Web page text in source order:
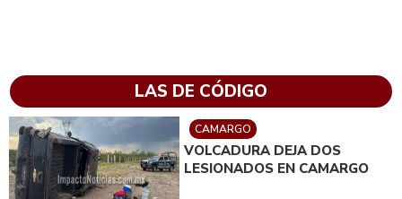
LAS DE CÓDIGO
CAMARGO
VOLCADURA DEJA DOS
LESIONADOS EN CAMARGO